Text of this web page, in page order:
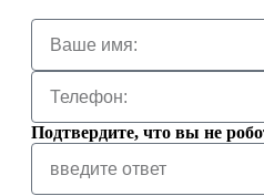
Подтвердите, что вы не